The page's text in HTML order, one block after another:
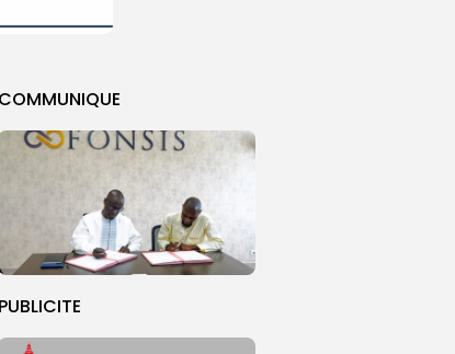
COMMUNIQUE
PUBLICITE